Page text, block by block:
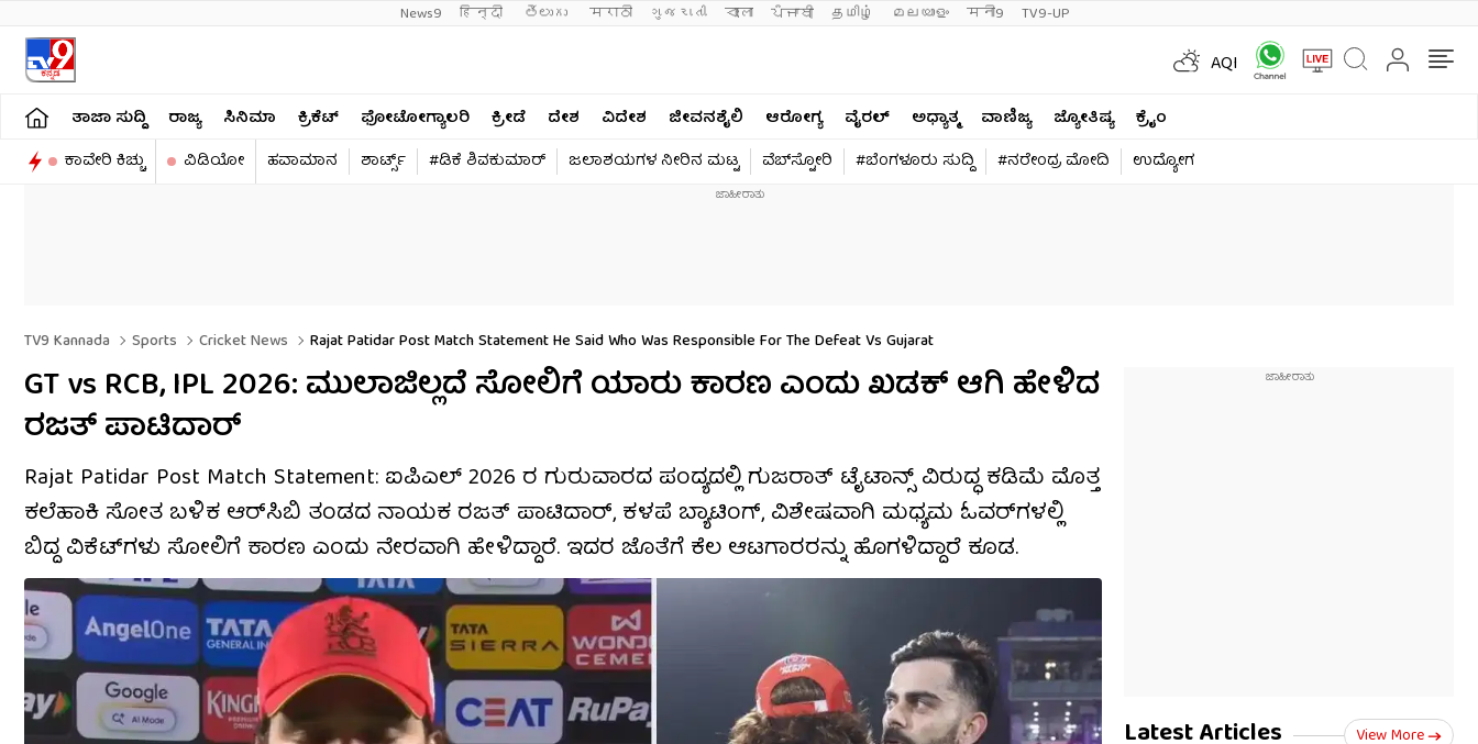
News9 हिन्दी తెలుగు मराठी ગુજરાતી বাংলা ਪੰਜਾਬੀ தமிழ் മലയാളം मनी9 TV9-UP
AQI
ತಾಜಾ ಸುದ್ದಿ ರಾಜ್ಯ ಸಿನಿಮಾ ಕ್ರಿಕೆಟ್​ ಫೋಟೋಗ್ಯಾಲರಿ ಕ್ರೀಡೆ ದೇಶ ವಿದೇಶ ಜೀವನಶೈಲಿ ಆರೋಗ್ಯ ವೈರಲ್​ ಅಧ್ಯಾತ್ಮ ವಾಣಿಜ್ಯ ಜ್ಯೋತಿಷ್ಯ
ಕ್ರೈಂ
ಕಾವೇರಿ ಕಿಚ್ಚು
ವಿಡಿಯೋ ಹವಾಮಾನ ಶಾರ್ಟ್ಸ್​ #ಡಿಕೆ ಶಿವಕುಮಾರ್​ ಜಲಾಶಯಗಳ ನೀರಿನ ಮಟ್ಟ ವೆಬ್​ಸ್ಟೋರಿ #ಬೆಂಗಳೂರು ಸುದ್ದಿ #ನರೇಂದ್ರ ಮೋದಿ ಉದ್ಯೋಗ
TV9 Kannada Sports Cricket News Rajat Patidar Post Match Statement He Said Who Was Responsible For The Defeat Vs Gujarat
GT vs RCB, IPL 2026: ಮುಲಾಜಿಲ್ಲದೆ ಸೋಲಿಗೆ ಯಾರು ಕಾರಣ ಎಂದು ಖಡಕ್ ಆಗಿ ಹೇಳಿದ
ರಜತ್ ಪಾಟಿದಾರ್
Rajat Patidar Post Match Statement: ಐಪಿಎಲ್ 2026 ರ ಗುರುವಾರದ ಪಂದ್ಯದಲ್ಲಿ ಗುಜರಾತ್ ಟೈಟಾನ್ಸ್ ವಿರುದ್ಧ ಕಡಿಮೆ ಮೊತ್ತ
ಕಲೆಹಾಕಿ ಸೋತ ಬಳಿಕ ಆರ್‌ಸಿಬಿ ತಂಡದ ನಾಯಕ ರಜತ್ ಪಾಟಿದಾರ್, ಕಳಪೆ ಬ್ಯಾಟಿಂಗ್, ವಿಶೇಷವಾಗಿ ಮಧ್ಯಮ ಓವರ್‌ಗಳಲ್ಲಿ
ಬಿದ್ದ ವಿಕೆಟ್‌ಗಳು ಸೋಲಿಗೆ ಕಾರಣ ಎಂದು ನೇರವಾಗಿ ಹೇಳಿದ್ದಾರೆ. ಇದರ ಜೊತೆಗೆ ಕೆಲ ಆಟಗಾರರನ್ನು ಹೊಗಳಿದ್ದಾರೆ ಕೂಡ.
Latest Articles View More